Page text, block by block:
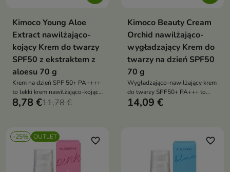
Kimoco Young Aloe
Extract nawilżająco-
kojący Krem do twarzy
SPF50 z ekstraktem z
aloesu 70 g
Krem na dzień SPF 50+ PA++++
to lekki krem nawilżająco-kojący,
który chroni skórę przed
azjatycką pomaga utrzymać
komfort skóry bez efektu
8,78 €11,78 €
Kimoco Beauty Cream
Orchid nawilżająco-
wygładzający Krem do
twarzy na dzień SPF50
70 g
Wygładzająco-nawilżający krem
do twarzy SPF50+ PA+++ to
lekki krem na dzień, który
sprawdzi się również jako baza
14,09 €
-25% OUTLET favorite_border favorite_border